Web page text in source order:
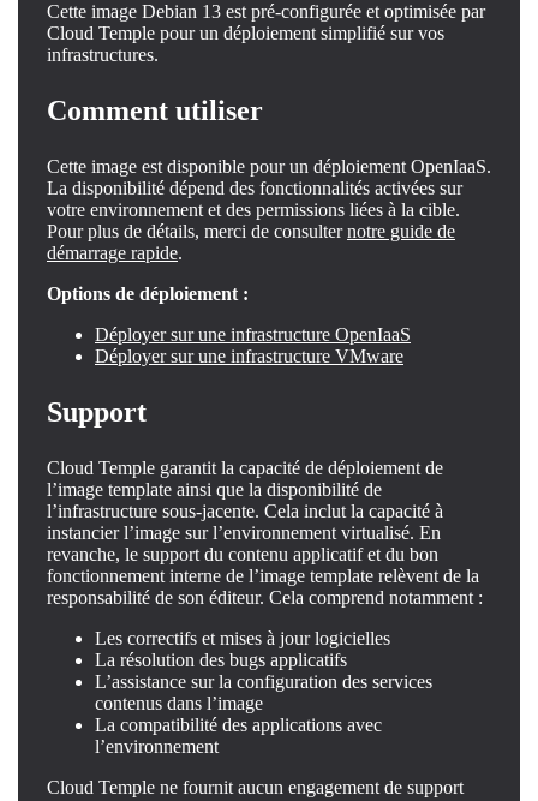
Cette image Debian 13 est pré-configurée et optimisée par
Cloud Temple pour un déploiement simplifié sur vos
infrastructures.
Comment utiliser
Cette image est disponible pour un déploiement OpenIaaS.
La disponibilité dépend des fonctionnalités activées sur
votre environnement et des permissions liées à la cible.
Pour plus de détails, merci de consulternotre guide de
démarrage rapide.
Options de déploiement :
Déployer sur une infrastructure OpenIaaS
Déployer sur une infrastructure VMware
Support
Cloud Temple garantit la capacité de déploiement de
l’image template ainsi que la disponibilité de
l’infrastructure sous-jacente. Cela inclut la capacité à
instancier l’image sur l’environnement virtualisé. En
revanche, le support du contenu applicatif et du bon
fonctionnement interne de l’image template relèvent de la
responsabilité de son éditeur. Cela comprend notamment :
Les correctifs et mises à jour logicielles
La résolution des bugs applicatifs
L’assistance sur la configuration des services
contenus dans l’image
La compatibilité des applications avec
l’environnement
Cloud Temple ne fournit aucun engagement de support